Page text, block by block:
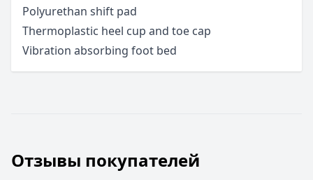
Polyurethan shift pad
Thermoplastic heel cup and toe cap
Vibration absorbing foot bed
Отзывы покупателей